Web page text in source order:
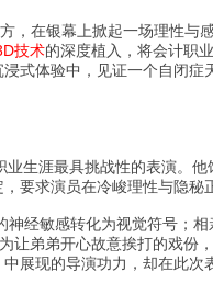
在银幕上掀起一场理性与
技术的深度植入，将会计职
式体验中，见证一个自闭症
生涯最具挑战性的表演。
要求演员在冷峻理性与隐秘
经敏感转化为视觉符号；
弟弟开心故意挨打的戏份
展现的导演功力，却在此次